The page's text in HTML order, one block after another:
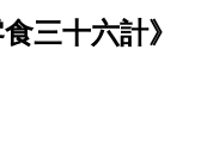
三十六計》